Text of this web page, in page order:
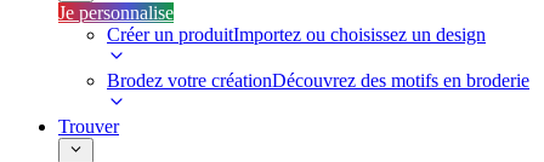
Je personnalise
Créer un produitImportez ou choisissez un design
Brodez votre créationDécouvrez des motifs en broderie
Trouver